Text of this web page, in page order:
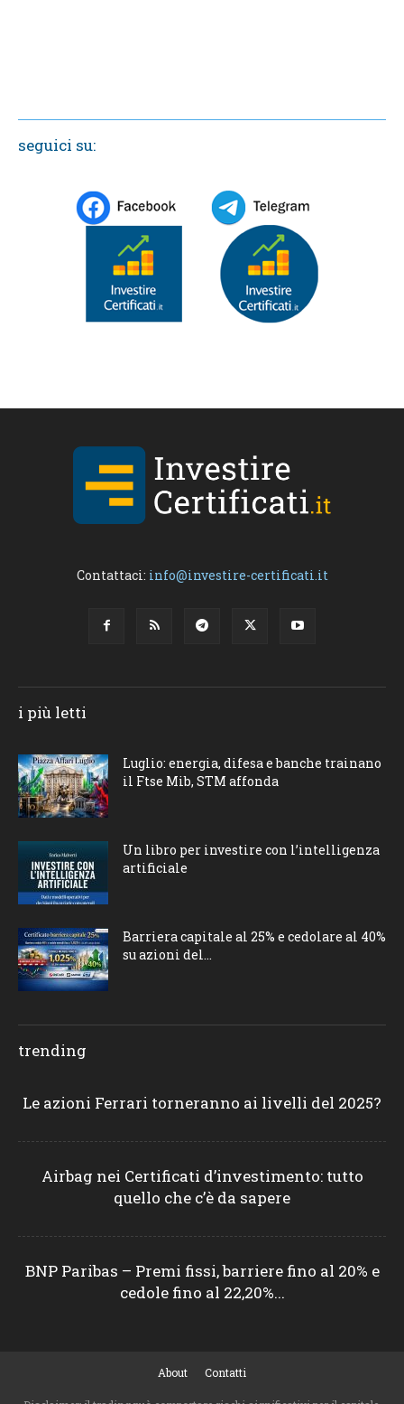
seguici su:
Contattaci: info@investire-certificati.it
i più letti
Luglio: energia, difesa e banche trainano
il Ftse Mib, STM affonda
Un libro per investire con l’intelligenza
artificiale
Barriera capitale al 25% e cedolare al 40%
su azioni del...
trending
Le azioni Ferrari torneranno ai livelli del 2025?
Airbag nei Certificati d’investimento: tutto
quello che c’è da sapere
BNP Paribas – Premi fissi, barriere fino al 20% e
cedole fino al 22,20%...
About Contatti